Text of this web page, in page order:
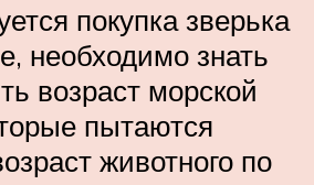
покупка зверька
необходимо знать
возраст морской
пытаются
животного по